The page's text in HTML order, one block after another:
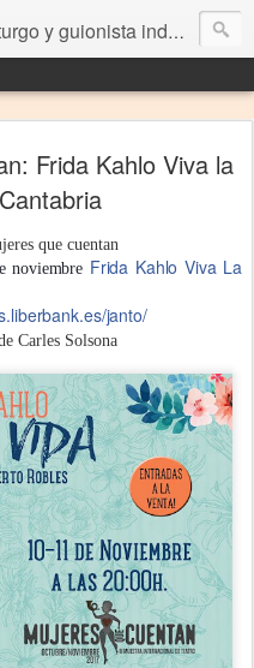
y guionista independiente
Frida Kahlo Viva la
que cuentan
noviembre Frida Kahlo Viva La
janto/
Carles Solsona